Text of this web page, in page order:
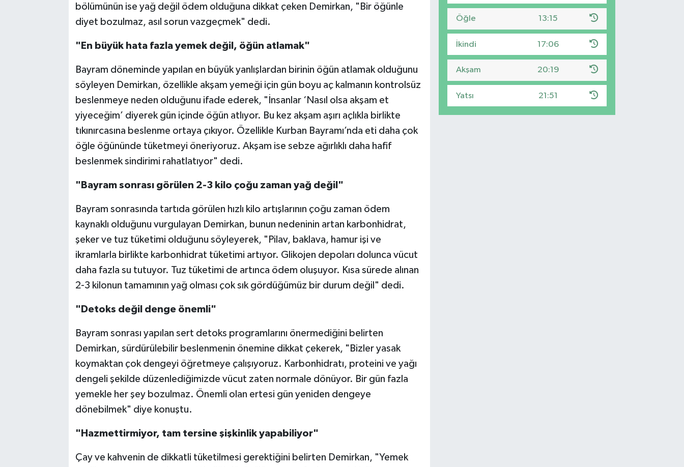
bölümünün ise yağ değil ödem olduğuna dikkat çeken Demirkan, "Bir öğünle
diyet bozulmaz, asıl sorun vazgeçmek" dedi.
"En büyük hata fazla yemek değil, öğün atlamak"
Bayram döneminde yapılan en büyük yanlışlardan birinin öğün atlamak olduğunu
söyleyen Demirkan, özellikle akşam yemeği için gün boyu aç kalmanın kontrolsüz
beslenmeye neden olduğunu ifade ederek, "İnsanlar ‘Nasıl olsa akşam et
yiyeceğim’ diyerek gün içinde öğün atlıyor. Bu kez akşam aşırı açlıkla birlikte
tıkınırcasına beslenme ortaya çıkıyor. Özellikle Kurban Bayramı’nda eti daha çok
öğle öğününde tüketmeyi öneriyoruz. Akşam ise sebze ağırlıklı daha hafif
beslenmek sindirimi rahatlatıyor" dedi.
"Bayram sonrası görülen 2-3 kilo çoğu zaman yağ değil"
Bayram sonrasında tartıda görülen hızlı kilo artışlarının çoğu zaman ödem
kaynaklı olduğunu vurgulayan Demirkan, bunun nedeninin artan karbonhidrat,
şeker ve tuz tüketimi olduğunu söyleyerek, "Pilav, baklava, hamur işi ve
ikramlarla birlikte karbonhidrat tüketimi artıyor. Glikojen depoları dolunca vücut
daha fazla su tutuyor. Tuz tüketimi de artınca ödem oluşuyor. Kısa sürede alınan
2-3 kilonun tamamının yağ olması çok sık gördüğümüz bir durum değil" dedi.
"Detoks değil denge önemli"
Bayram sonrası yapılan sert detoks programlarını önermediğini belirten
Demirkan, sürdürülebilir beslenmenin önemine dikkat çekerek, "Bizler yasak
koymaktan çok dengeyi öğretmeye çalışıyoruz. Karbonhidratı, proteini ve yağı
dengeli şekilde düzenlediğimizde vücut zaten normale dönüyor. Bir gün fazla
yemekle her şey bozulmaz. Önemli olan ertesi gün yeniden dengeye
dönebilmek" diye konuştu.
"Hazmettirmiyor, tam tersine şişkinlik yapabiliyor"
Çay ve kahvenin de dikkatli tüketilmesi gerektiğini belirten Demirkan, "Yemek
Öğle 13:15
İkindi 17:06
Akşam 20:19
Yatsı 21:51